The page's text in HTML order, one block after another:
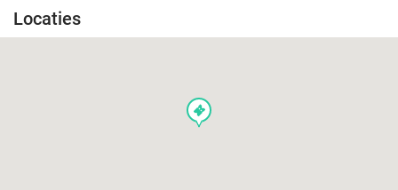
Locaties
events